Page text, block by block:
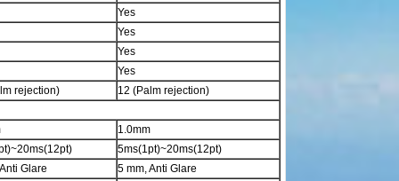
Yes
Yes
Yes
Yes
rejection)
12 (Palm rejection)
1.0mm
5ms(1pt)~20ms(12pt)
Glare
5 mm, Anti Glare